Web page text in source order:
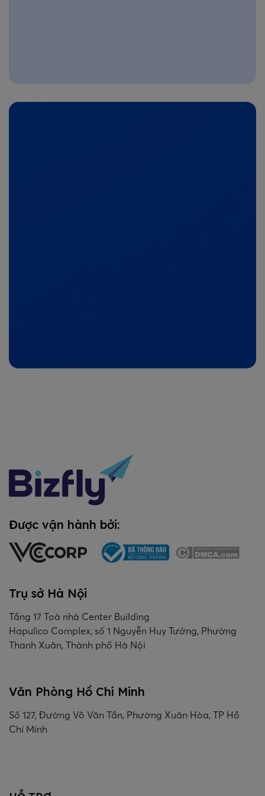
Được vận hành bởi:
Trụ sở Hà Nội
Tầng 17 Toà nhà Center Building
Hapulico Complex, số 1 Nguyễn Huy Tưởng, Phường
Thanh Xuân, Thành phố Hà Nội
Văn Phòng Hồ Chí Minh
Số 127, Đường Võ Văn Tần, Phường Xuân Hòa, TP Hồ
Chí Minh